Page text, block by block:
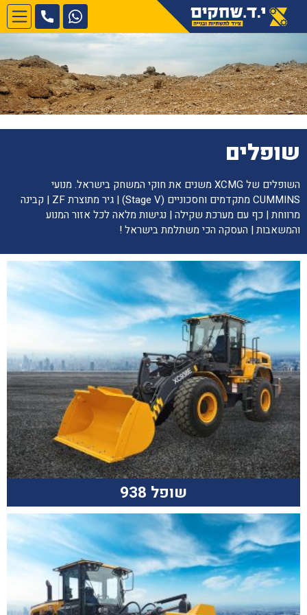
שופלים
השופלים של XCMG משנים את חוקי המשחק בישראל. מנועי
CUMMINS מתקדמים וחסכוניים (Stage V) | גיר מתוצרת ZF | קבינה
מרווחת | כף עם מערכת שקילה | נגישות מלאה לכל אזור המנוע
והמשאבות | העסקה הכי משתלמת בישראל !
שופל 938